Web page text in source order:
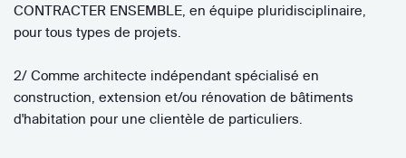
CONTRACTER ENSEMBLE, en équipe pluridisciplinaire,
pour tous types de projets.
2/ Comme architecte indépendant spécialisé en
construction, extension et/ou rénovation de bâtiments
d'habitation pour une clientèle de particuliers.